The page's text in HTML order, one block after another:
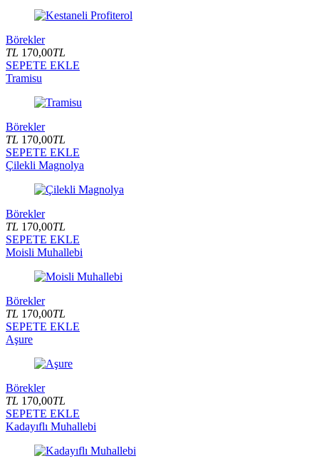
Börekler
TL 170,00TL
SEPETE EKLE
Tramisu
Börekler
TL 170,00TL
SEPETE EKLE
Çilekli Magnolya
Börekler
TL 170,00TL
SEPETE EKLE
Moisli Muhallebi
Börekler
TL 170,00TL
SEPETE EKLE
Aşure
Börekler
TL 170,00TL
SEPETE EKLE
Kadayıflı Muhallebi